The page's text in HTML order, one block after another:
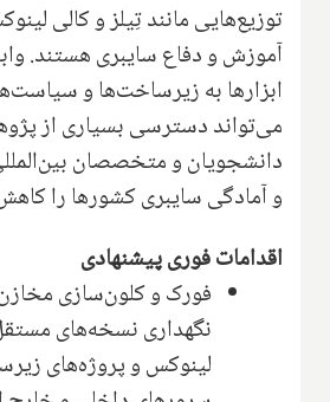
توزیع‌هایی مانند تِیلز و کالی
آموزش و دفاع سایبری هستند.
ابزارها به زیرساخت‌ها و
می‌تواند دسترسی بسیاری از
دانشجویان و متخصصان
و آمادگی سایبری کشورها را
اقدامات فوری پیشنهادی
فورک و کلون‌سازی
نگهداری نسخه‌های
لینوکس و پروژه‌های